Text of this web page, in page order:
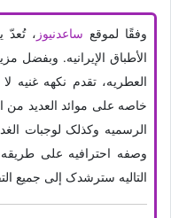
وفقًا لموقع ساعدنیوز ، تُعدّ
الأطباق الإیرانیه. وبفضل
العطریه، تقدم نکهه غنیه
خاصه على موائد العدید من
الرسمیه وکذلک لوجبات
وصفه احترافیه على
التالیه سترشدک إلى جمیع